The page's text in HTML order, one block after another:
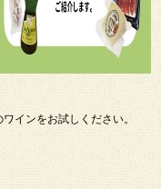
インをお試しください。